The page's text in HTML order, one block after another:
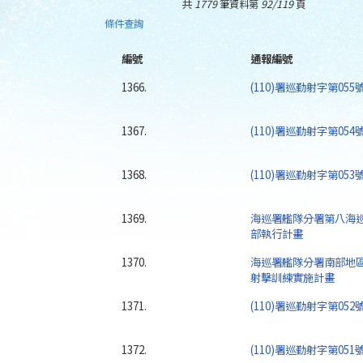
共 1779筆資料第 92/119頁
條件查詢
編號
通報編號
1366.
(110)署巡勤射字第055
1367. (110)署巡勤射字第054
1368. (110)署巡勤射字第053
1369.
海巡署艦隊分署第八海
部執行計畫
1370.
海巡署艦隊分署南部地
射擊訓練實施計畫
1371.
(110)署巡勤射字第052
1372. (110)署巡勤射字第051